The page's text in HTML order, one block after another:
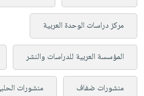
مركز دراسات الوحدة العربية
المؤسسة العربية للدراسات والنشر
منشورات ضفاف منشورات